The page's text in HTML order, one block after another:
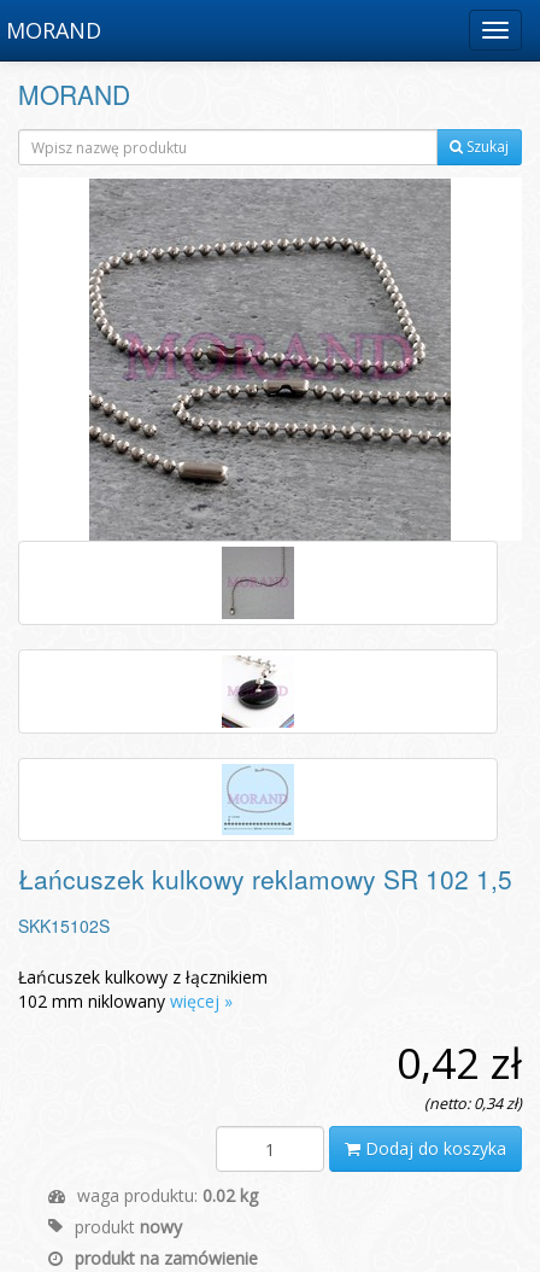
Menu
MORAND
MORAND
Szukaj
Łańcuszek kulkowy reklamowy SR 102 1,5
SKK15102S
Łańcuszek kulkowy z łącznikiem
102 mm niklowany więcej »
0,42 zł
(netto: 0,34 zł)
Dodaj do koszyka
waga produktu: 0.02 kg
produkt nowy
produkt na zamówienie